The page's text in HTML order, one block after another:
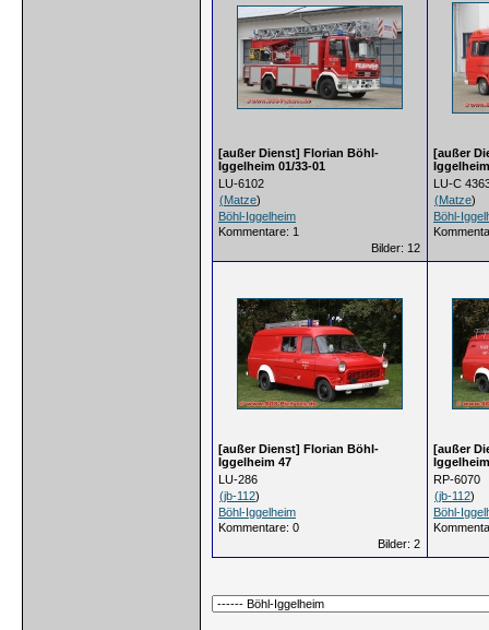
[außer Dienst] Florian Böhl-
Iggelheim 01/33-01
LU-6102
(Matze)
Böhl-Iggelheim
Kommentare: 1
Bilder: 12
[außer
LU-C
(Matze)
Böhl-
[außer Dienst] Florian Böhl-
Iggelheim 47
LU-286
(jb-112)
Böhl-Iggelheim
Kommentare: 0
Bilder: 2
[außer
RP-6070
(jb-112)
Böhl-